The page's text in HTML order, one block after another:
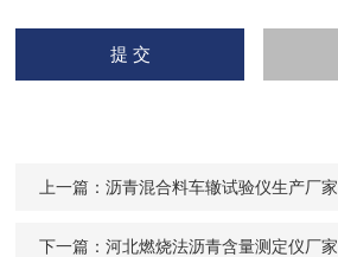
上一篇：沥青混合料车辙试验仪生产厂家
下一篇：河北燃烧法沥青含量测定仪厂家